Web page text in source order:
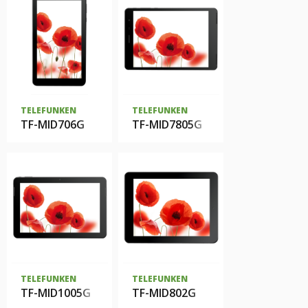
TELEFUNKEN
TF-MID706G
TELEFUNKEN
TF-MID7805G
TELEFUNKEN
TF-MID1005G
TELEFUNKEN
TF-MID802G